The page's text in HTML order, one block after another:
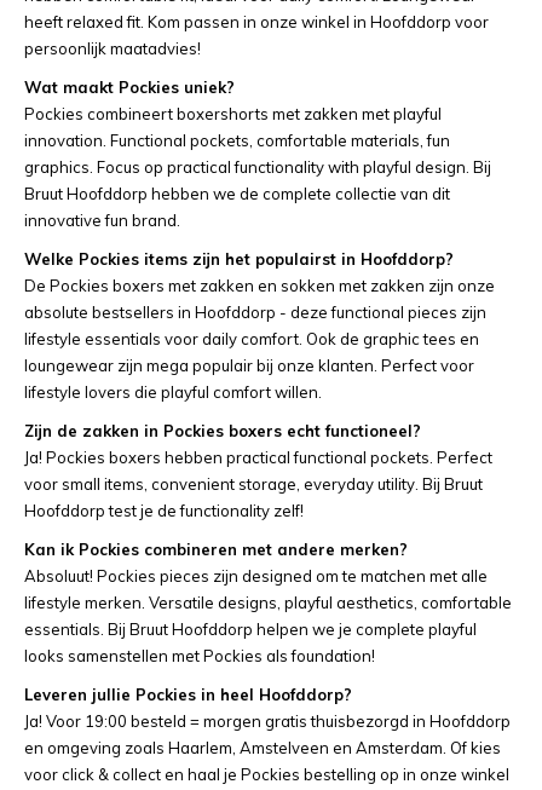
heeft relaxed fit. Kom passen in onze winkel in Hoofddorp voor
persoonlijk maatadvies!
Wat maakt Pockies uniek?
Pockies combineert boxershorts met zakken met playful
innovation. Functional pockets, comfortable materials, fun
graphics. Focus op practical functionality with playful design. Bij
Bruut Hoofddorp hebben we de complete collectie van dit
innovative fun brand.
Welke Pockies items zijn het populairst in Hoofddorp?
De Pockies boxers met zakken en sokken met zakken zijn onze
absolute bestsellers in Hoofddorp - deze functional pieces zijn
lifestyle essentials voor daily comfort. Ook de graphic tees en
loungewear zijn mega populair bij onze klanten. Perfect voor
lifestyle lovers die playful comfort willen.
Zijn de zakken in Pockies boxers echt functioneel?
Ja! Pockies boxers hebben practical functional pockets. Perfect
voor small items, convenient storage, everyday utility. Bij Bruut
Hoofddorp test je de functionality zelf!
Kan ik Pockies combineren met andere merken?
Absoluut! Pockies pieces zijn designed om te matchen met alle
lifestyle merken. Versatile designs, playful aesthetics, comfortable
essentials. Bij Bruut Hoofddorp helpen we je complete playful
looks samenstellen met Pockies als foundation!
Leveren jullie Pockies in heel Hoofddorp?
Ja! Voor 19:00 besteld = morgen gratis thuisbezorgd in Hoofddorp
en omgeving zoals Haarlem, Amstelveen en Amsterdam. Of kies
voor click & collect en haal je Pockies bestelling op in onze winkel